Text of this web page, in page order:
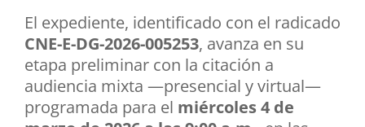
El expediente, identificado con el radicado
CNE-E-DG-2026-005253, avanza en su
etapa preliminar con la citación a
audiencia mixta —presencial y virtual—
programada para el miércoles 4 de